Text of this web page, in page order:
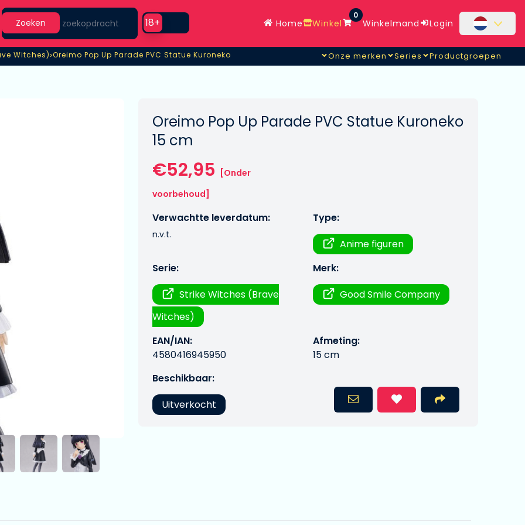
Search
Zoeken
Use setting
18+ Home Winkel
0
Winkelmand Login
Witches)
Witches)›Oreimo Pop Up Parade PVC Statue Kuroneko
Oreimo Pop Up Parade PVC Statue Kuroneko Onze merken Series Productgroepen
Oreimo Pop Up Parade PVC Statue Kuroneko
15 cm
€52,95
[Onder
voorbehoud]
Verwachtte leverdatum:
n.v.t.
Type:
Anime figuren
Serie:
Strike Witches (Brave
Witches)
Merk:
Good Smile Company
EAN/IAN:
4580416945950
Afmeting:
15 cm
Beschikbaar:
Uitverkocht